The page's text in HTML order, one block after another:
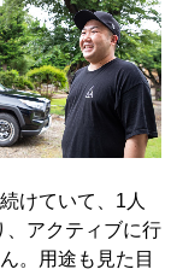
けていて、1人
、アクティブに行
。用途も見た目